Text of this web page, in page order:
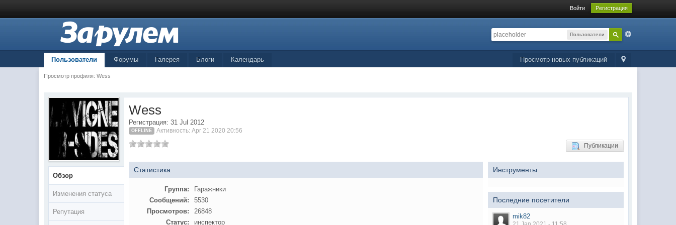
Войти Регистрация
Пользователи
Просмотр новых публикаций
Пользователи Форумы Галерея Блоги Календарь
Просмотр профиля: Wess
Обзор
Изменения статуса
Репутация
Wess
Регистрация: 31 Jul 2012
OFFLINE Активность: Apr 21 2020 20:56
Публикации
Статистика
Группа:
Гаражники
Сообщений:
5530
Просмотров:
26848
Статус:
инспектор
Инструменты
Последние посетители
mik82